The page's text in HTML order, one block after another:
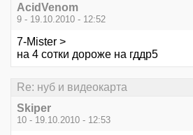
AcidVenom
9 - 19.10.2010 - 12:52
7-Mister >
на 4 сотки дороже на гддр5
Re: нуб и видеокарта
Skiper
10 - 19.10.2010 - 12:53